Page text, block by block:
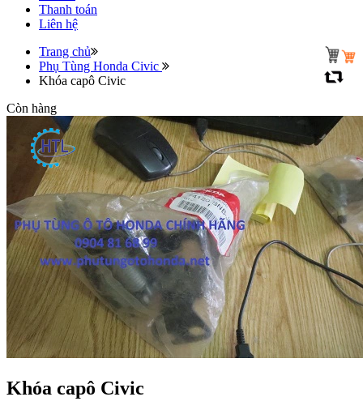
Thanh toán
Liên hệ
Trang chủ
Phụ Tùng Honda Civic
Khóa capô Civic
Còn hàng
Khóa capô Civic